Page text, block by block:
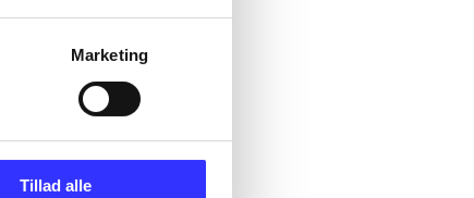
Marketing
Tillad alle